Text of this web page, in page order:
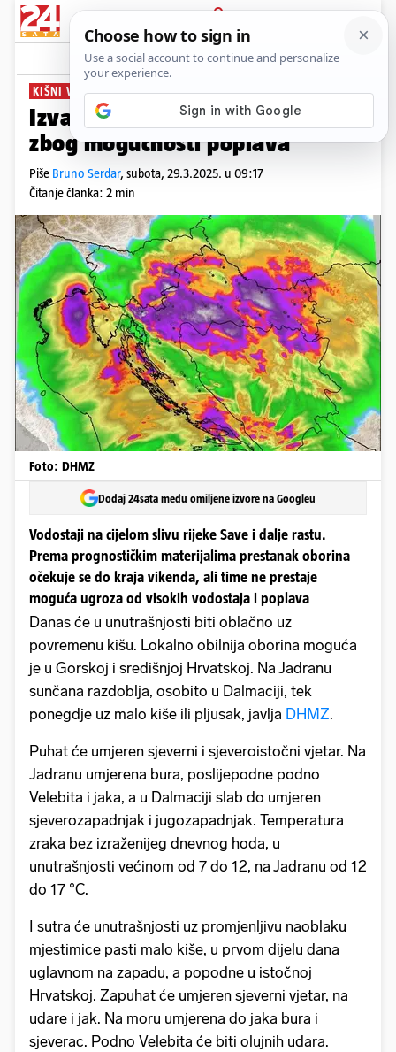
PRIJAVA
News Komentari
KIŠNI VIKEND
Izvanredno upozorenje DHMZ-a
zbog mogućnosti poplava
Piše Bruno Serdar, subota, 29.3.2025. u 09:17
Čitanje članka: 2 min
Foto: DHMZ
Dodaj 24sata među omiljene izvore na Googleu
Vodostaji na cijelom slivu rijeke Save i dalje rastu.
Prema prognostičkim materijalima prestanak oborina
očekuje se do kraja vikenda, ali time ne prestaje
moguća ugroza od visokih vodostaja i poplava
Danas će u unutrašnjosti biti oblačno uz
povremenu kišu. Lokalno obilnija oborina moguća
je u Gorskoj i središnjoj Hrvatskoj. Na Jadranu
sunčana razdoblja, osobito u Dalmaciji, tek
ponegdje uz malo kiše ili pljusak, javlja DHMZ.
Puhat će umjeren sjeverni i sjeveroistočni vjetar. Na
Jadranu umjerena bura, poslijepodne podno
Velebita i jaka, a u Dalmaciji slab do umjeren
sjeverozapadnjak i jugozapadnjak. Temperatura
zraka bez izraženijeg dnevnog hoda, u
unutrašnjosti većinom od 7 do 12, na Jadranu od 12
do 17 °C.
I sutra će unutrašnjosti uz promjenljivu naoblaku
mjestimice pasti malo kiše, u prvom dijelu dana
uglavnom na zapadu, a popodne u istočnoj
Hrvatskoj. Zapuhat će umjeren sjeverni vjetar, na
udare i jak. Na moru umjerena do jaka bura i
sjeverac. Podno Velebita će biti olujnih udara.